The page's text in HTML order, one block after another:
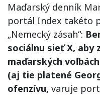
Maďarský denník
portál Index takéto
„Nemecký zásah“:
sociálnu sieť X, aby
maďarských
(aj tie platené
ofenzívu, varuje